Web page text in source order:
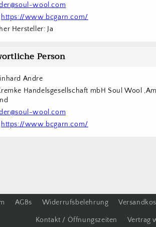
wool.com
https://www.bcgarn.com/
Hersteller: Ja
Person
Andre
Handelsgesellschaft mbH Soul Wool
wool.com
https://www.bcgarn.com/
AGBs Widerrufsbelehrung
Kontakt / Öffnungszeiten Vertrag